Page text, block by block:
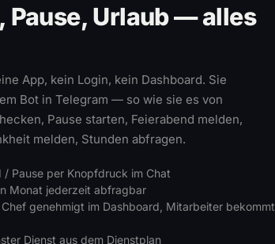
Pause, Urlaub — alles
App, kein Login, kein Dashboard. Sie
Bot in Telegram — so wie sie es von
Pause starten, Feierabend melden,
melden, Stunden abfragen.
/ Pause per Knopfdruck im Chat
Monat jederzeit abfragbar
genehmigt im Dashboard, Mitarbeiter bekommt
Dienst aus dem Dienstplan